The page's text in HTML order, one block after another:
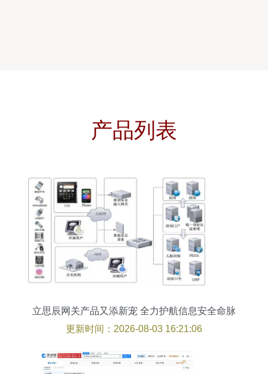
产品列表
立思辰网关产品又添新宠 全力护航信息安全命脉
更新时间：2026-08-03 16:21:06